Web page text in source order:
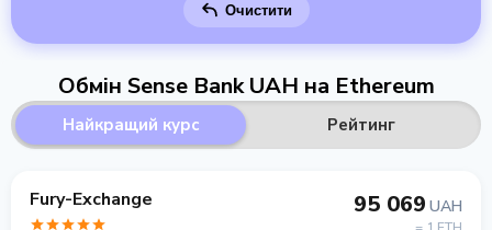
Очистити
Обмін Sense Bank UAH на Ethereum
Найкращий курс Рейтинг
Fury-Exchange 95 069 UAH